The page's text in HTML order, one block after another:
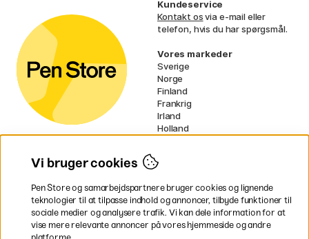
Kundeservice
Kontakt osvia e-mail eller
telefon, hvis du har spørgsmål.
Vores markeder
Sverige
Norge
Finland
Frankrig
Irland
Holland
EU
* Specifikkefragtvilkår gælder for
voluminøse varer.
Vi bruger cookies
Pen Store og samarbejdspartnere bruger cookies og lignende
teknologier til at tilpasse indhold og annoncer, tilbyde funktioner til
sociale medier og analysere trafik. Vi kan dele information for at
vise mere relevante annoncer på vores hjemmeside og andre